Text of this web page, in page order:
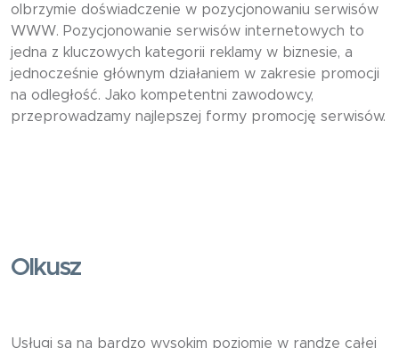
olbrzymie doświadczenie w pozycjonowaniu serwisów
WWW. Pozycjonowanie serwisów internetowych to
jedna z kluczowych kategorii reklamy w biznesie, a
jednocześnie głównym działaniem w zakresie promocji
na odległość. Jako kompetentni zawodowcy,
przeprowadzamy najlepszej formy promocję serwisów.
Olkusz
Usługi są na bardzo wysokim poziomie w randze całej